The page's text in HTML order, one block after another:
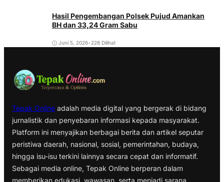
Hasil Pengembangan Polsek Pujud Amankan
BH dan 33,24 Gram Sabu
Juni 5, 2026•228 Dilihat
Tepak Online adalah media digital yang bergerak di bidang
jurnalistik dan penyebaran informasi kepada masyarakat.
Platform ini menyajikan berbagai berita dan artikel seputar
peristiwa daerah, nasional, sosial, pemerintahan, budaya,
hingga isu-isu terkini lainnya secara cepat dan informatif.
Sebagai media online, Tepak Online berperan dalam